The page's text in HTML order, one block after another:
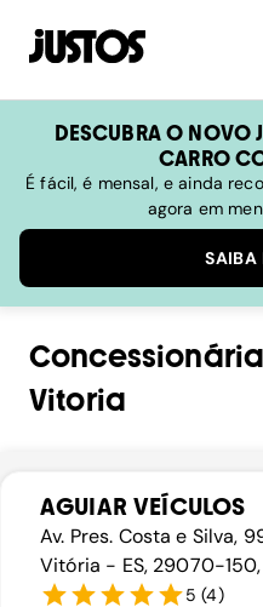
DESCUBRA O NOVO
CARRO
É fácil, é mensal, e ainda
agora em
SAIBA
Vitoria
AGUIAR VEÍCULOS
Av. Pres. Costa e Silva,
Vitória - ES, 29070-
5 (4)